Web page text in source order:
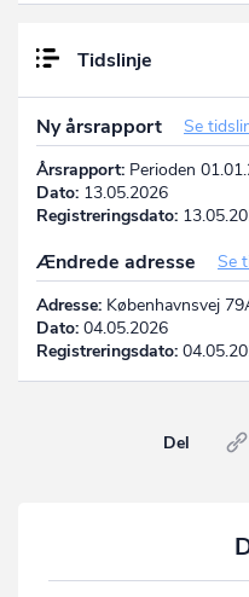
Tidslinje
Ny årsrapport
Se
Årsrapport: Perioden
Dato: 13.05.2026
Registreringsdato:
Ændrede adresse
Se
Adresse: Københavnsvej
Dato: 04.05.2026
Registreringsdato:
Del